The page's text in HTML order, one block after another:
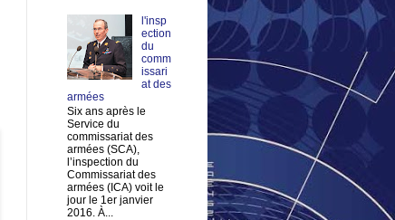
l'insp
ection
du
comm
issari
at des
armées
Six ans après le
Service du
commissariat des
armées (SCA),
l’inspection du
Commissariat des
armées (ICA) voit le
jour le 1er janvier
2016. À...